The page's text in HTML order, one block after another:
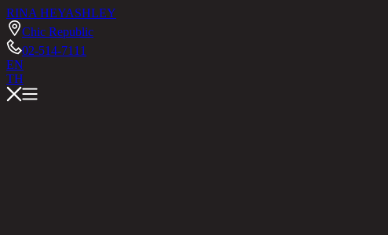
RINA HEYASHLEY
Chic Republic
02-514-7111
EN
TH